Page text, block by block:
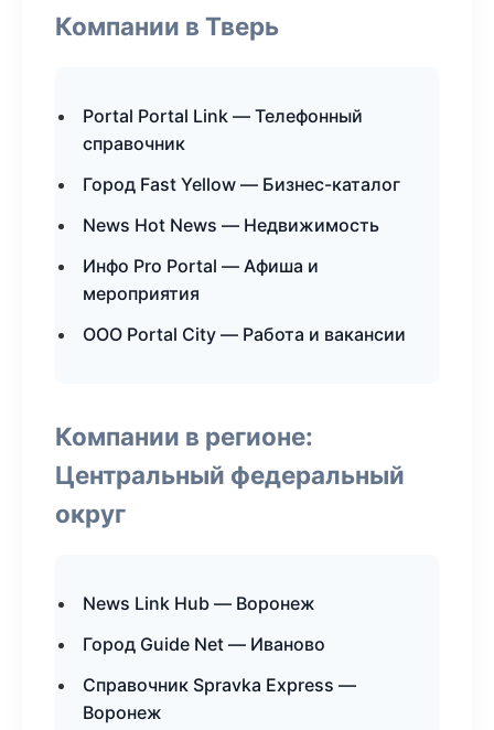
Компании в Тверь
Portal Portal Link — Телефонный
справочник
Город Fast Yellow — Бизнес-каталог
News Hot News — Недвижимость
Инфо Pro Portal — Афиша и
мероприятия
ООО Portal City — Работа и вакансии
Компании в регионе:
Центральный федеральный
округ
News Link Hub — Воронеж
Город Guide Net — Иваново
Справочник Spravka Express —
Воронеж